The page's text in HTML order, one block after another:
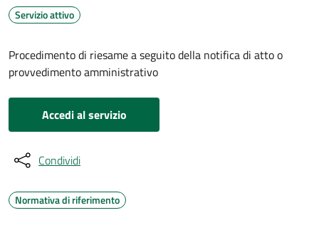
Servizio attivo
Procedimento di riesame a seguito della notifica di atto o
provvedimento amministrativo
Accedi al servizio
Condividi
Normativa di riferimento